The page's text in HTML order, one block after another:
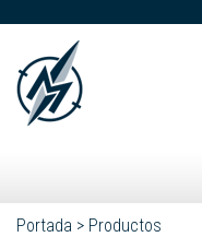
Portada > Productos